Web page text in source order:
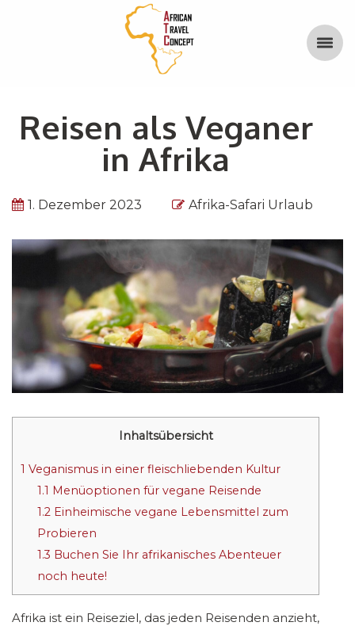
Reisen als Veganer
in Afrika
1. Dezember 2023 Afrika-Safari Urlaub
Inhaltsübersicht
1 Veganismus in einer fleischliebenden Kultur
1.1 Menüoptionen für vegane Reisende
1.2 Einheimische vegane Lebensmittel zum
Probieren
1.3 Buchen Sie Ihr afrikanisches Abenteuer
noch heute!
Afrika ist ein Reiseziel, das jeden Reisenden anzieht,